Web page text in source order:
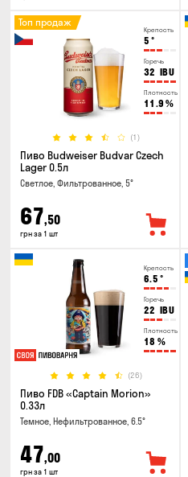
Крепость
5 °
Горечь
32 IBU
Плотность
11.9 %
(1)
Топ продаж
Пиво Budweiser Budvar Czech
Lager 0.5л
Светлое, Фильтрованное, 5°
67,50
грн за 1 шт
Крепость
6.5 °
Горечь
22 IBU
Плотность
18 %
(26)
Пиво FDB «Captain Morion»
0.33л
Темное, Нефильтрованное, 6.5°
47,00
грн за 1 шт